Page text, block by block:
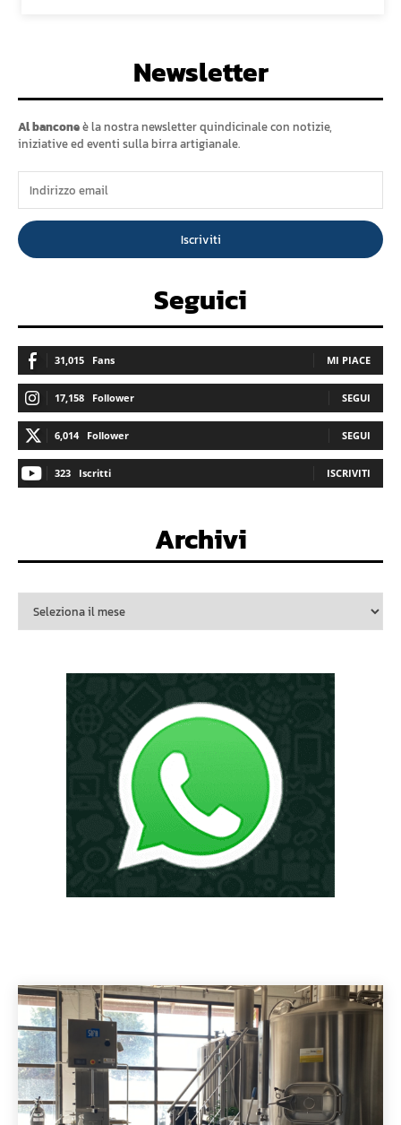
Newsletter
Al banconeè la nostra newsletter quindicinale con notizie,
iniziative ed eventi sulla birra artigianale.
Iscriviti
Seguici
31,015 Fans MI PIACE
17,158 Follower SEGUI
6,014 Follower SEGUI
323 Iscritti ISCRIVITI
Archivi